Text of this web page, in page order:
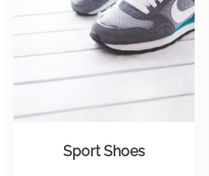
Sport Shoes